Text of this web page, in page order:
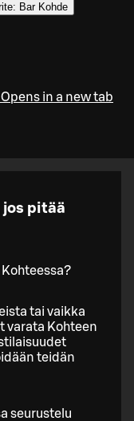
Bar Kohde
Opens in a new tab
jos pitää
tai vaikka
varata Kohteen
teidän
seurustelu